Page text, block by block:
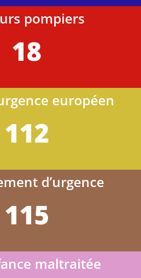
pompiers
18
européen
112
d’urgence
115
maltraitée